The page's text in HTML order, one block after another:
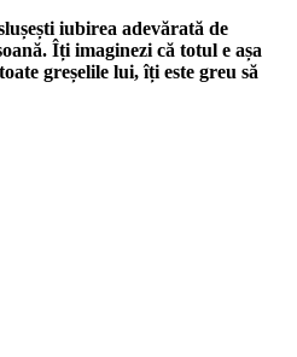
iubirea adevărată de
Îți imaginezi că totul e așa
greșelile lui, îți este greu să